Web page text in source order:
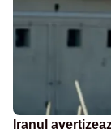
Iranul